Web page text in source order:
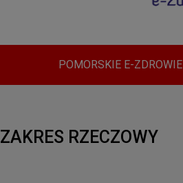
POMORSKIE E-ZDROWIE
ZAKRES RZECZOWY